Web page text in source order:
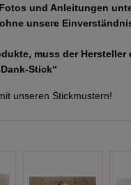
und Anleitungen
unsere
muss der
Stick“
unseren Stickmustern!